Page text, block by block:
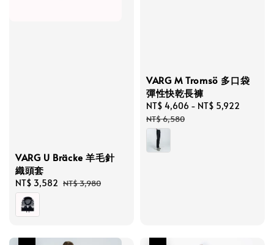
VARG U Bräcke 羊毛針
織頭套
Sale
price
NT$ 3,582 Regular
NT$ 3,980
VARG M Tromsö 多口袋
彈性快乾長褲
Sale
price
NT$ 4,606 - NT$ 5,922
NT$ 6,580